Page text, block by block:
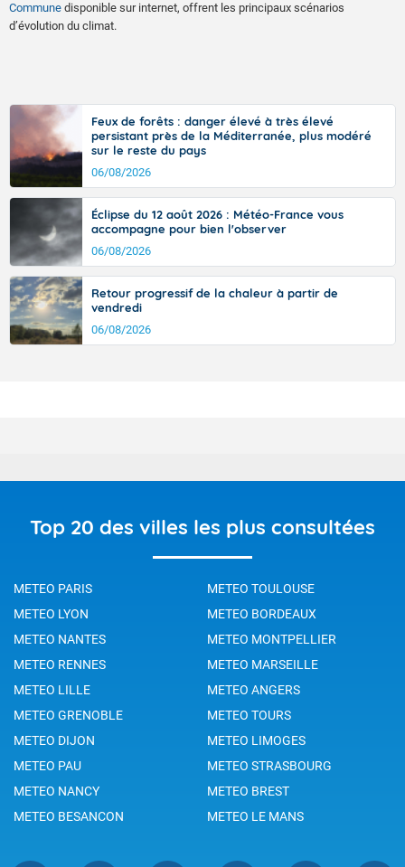
Commune disponible sur internet, offrent les principaux scénarios
d’évolution du climat.
Feux de forêts : danger élevé à très élevé
persistant près de la Méditerranée, plus modéré
sur le reste du pays
06/08/2026
Éclipse du 12 août 2026 : Météo-France vous
accompagne pour bien l'observer
06/08/2026
Retour progressif de la chaleur à partir de
vendredi
06/08/2026
Top 20 des villes les plus consultées
METEO PARIS
METEO TOULOUSE
METEO LYON
METEO BORDEAUX
METEO NANTES
METEO MONTPELLIER
METEO RENNES
METEO MARSEILLE
METEO LILLE
METEO ANGERS
METEO GRENOBLE
METEO TOURS
METEO DIJON
METEO LIMOGES
METEO PAU
METEO STRASBOURG
METEO NANCY
METEO BREST
METEO BESANCON
METEO LE MANS